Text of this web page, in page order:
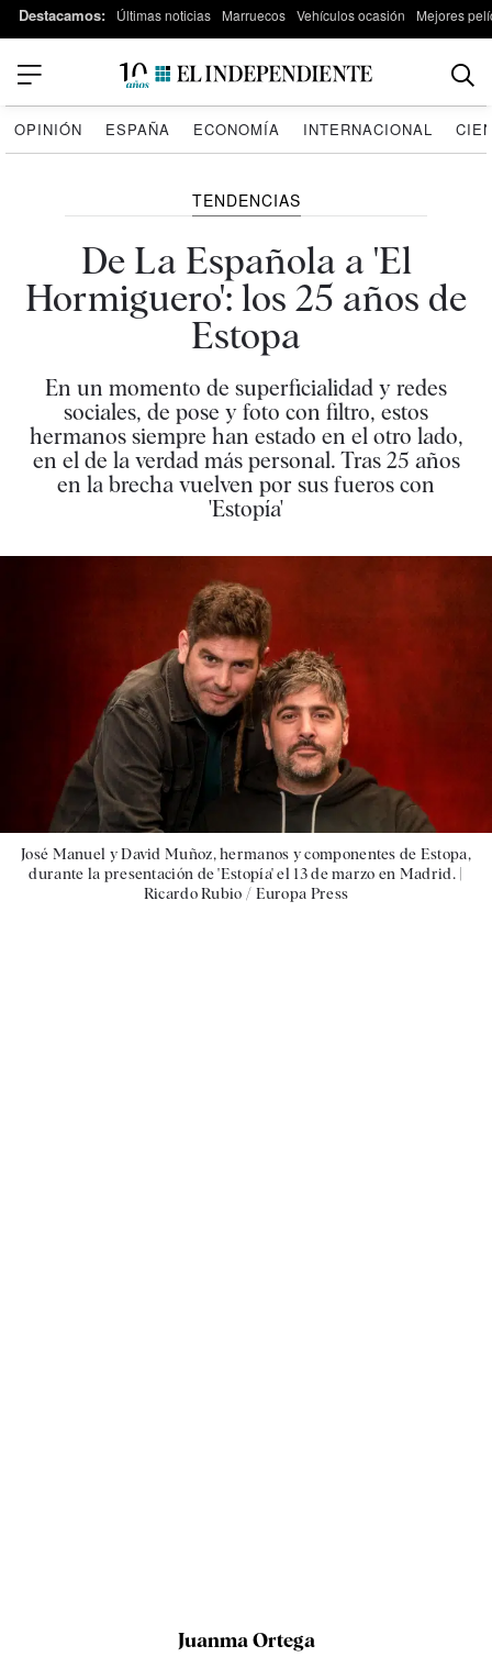
Destacamos: Últimas noticias Marruecos Vehículos ocasión Mejores
OPINIÓN ESPAÑA ECONOMÍA INTERNACIONAL
TENDENCIAS
De La Española a 'El
Hormiguero': los 25 años de
Estopa
En un momento de superficialidad y redes
sociales, de pose y foto con filtro, estos
hermanos siempre han estado en el otro lado,
en el de la verdad más personal. Tras 25 años
en la brecha vuelven por sus fueros con
'Estopía'
José Manuel y David Muñoz, hermanos y componentes de Estopa,
durante la presentación de 'Estopía' el 13 de marzo en Madrid. |
Ricardo Rubio / Europa Press
Juanma Ortega